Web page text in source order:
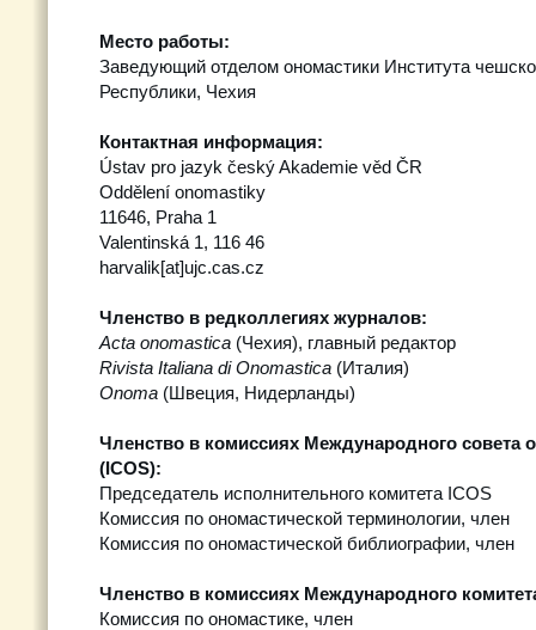
Место работы:
Заведующий отделом ономастики Института
Республики, Чехия
Контактная информация:
Ústav pro jazyk český Akademie věd ČR
Oddělení onomastiky
11646, Praha 1
Valentinská 1, 116 46
harvalik[at]ujc.cas.cz
Членство в редколлегиях журналов:
Acta onomastica (Чехия), главный редактор
Rivista Italiana di Onomastica (Италия)
Onoma (Швеция, Нидерланды)
Членство в комиссиях Международного совета
(ICOS):
Председатель исполнительного комитета ICOS
Комиссия по ономастической терминологии, член
Комиссия по ономастической библиографии, член
Членство в комиссиях Международного
Комиссия по ономастике, член